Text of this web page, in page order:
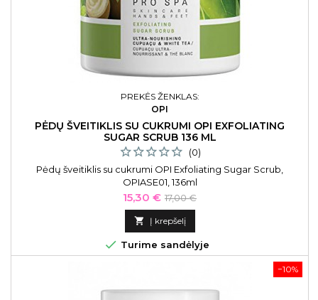
PREKĖS ŽENKLAS:
OPI
PĖDŲ ŠVEITIKLIS SU CUKRUMI OPI EXFOLIATING
SUGAR SCRUB 136 ML
(0)
Pėdų šveitiklis su cukrumi OPI Exfoliating Sugar Scrub,
OPIASE01, 136ml
Kaina
15,30 € Bazinė
kaina
17,00 €
 Į krepšelį
 Turime sandėlyje
−10%